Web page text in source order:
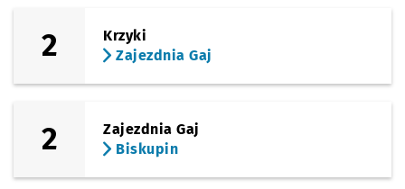
2
Krzyki
Zajezdnia Gaj
2
Zajezdnia Gaj
Biskupin